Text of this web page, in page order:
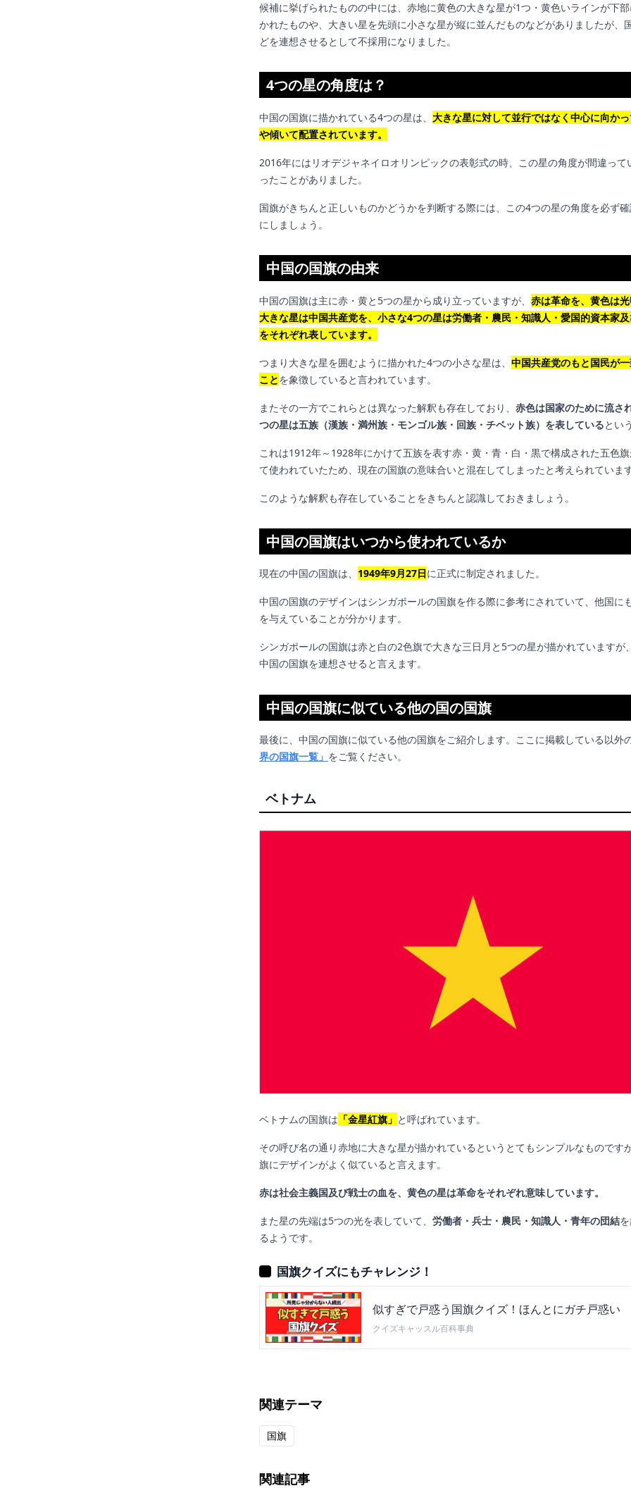
候補に挙げられたものの中には、赤地に黄色の大きな星が1つ・黄色いラインが下
かれたものや、大きい星を先頭に小さな星が縦に並んだものなどがありましたが、
どを連想させるとして不採用になりました。
4つの星の角度は？
中国の国旗に描かれている4つの星は、 大きな星に対して並行ではなく中心に向か
や傾いて配置されています。
2016年にはリオデジャネイロオリンピックの表彰式の時、この星の角度が間違って
ったことがありました。
国旗がきちんと正しいものかどうかを判断する際には、この4つの星の角度を必ず確
にしましょう。
中国の国旗の由来
中国の国旗は主に赤・黄と5つの星から成り立っていますが、 赤は革命を、黄色は
大きな星は中国共産党を、小さな4つの星は労働者・農民・知識人・愛国的資本家
をそれぞれ表しています。
つまり大きな星を囲むように描かれた4つの小さな星は、 中国共産党のもと国民が
ことを象徴していると言われています。
またその一方でこれらとは異なった解釈も存在しており、 赤色は国家のために流さ
つの星は五族（漢族・満州族・モンゴル族・回族・チベット族）を表しているとい
これは1912年～1928年にかけて五族を表す赤・黄・青・白・黒で構成された五色
て使われていたため、現在の国旗の意味合いと混在してしまったと考えられています
このような解釈も存在していることをきちんと認識しておきましょう。
中国の国旗はいつから使われているか
現在の中国の国旗は、 1949年9月27日に正式に制定されました。
中国の国旗のデザインはシンガポールの国旗を作る際に参考にされていて、他国に
を与えていることが分かります。
シンガポールの国旗は赤と白の2色旗で大きな三日月と5つの星が描かれていますが
中国の国旗を連想させると言えます。
中国の国旗に似ている他の国の国旗
最後に、中国の国旗に似ている他の国旗をご紹介します。ここに掲載している以外
界の国旗一覧」 をご覧ください。
ベトナム
ベトナムの国旗は 「金星紅旗」 と呼ばれています。
その呼び名の通り赤地に大きな星が描かれているというとてもシンプルなものです
旗にデザインがよく似ていると言えます。
赤は社会主義国及び戦士の血を、黄色の星は革命をそれぞれ意味しています。
また星の先端は5つの光を表していて、 労働者・兵士・農民・知識人・青年の団結
るようです。
国旗クイズにもチャレンジ！
似すぎで戸惑う国旗クイズ！ほんとにガチ戸惑い
クイズキャッスル百科事典
関連テーマ
国旗
関連記事